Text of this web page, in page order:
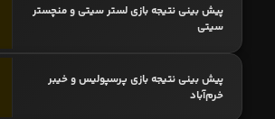
پیش بینی نتیجه بازی لستر سیتی و منچستر
سیتی
پیش بینی نتیجه بازی پرسپولیس و خیبر
خرم‌آباد